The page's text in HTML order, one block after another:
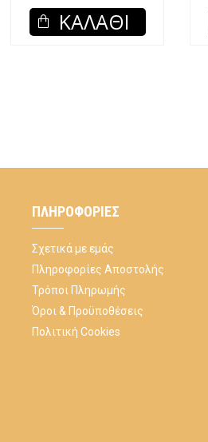
ΚΑΛΆΘΙ
ΠΛΗΡΟΦΟΡΊΕΣ
Σχετικά με εμάς
Πληροφορίες Αποστολής
Τρόποι Πληρωμής
Όροι & Προϋποθέσεις
Πολιτική Cookies